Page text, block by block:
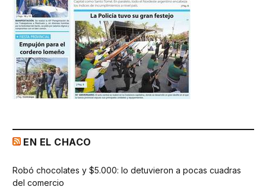
EN EL CHACO
Robó chocolates y $5.000: lo detuvieron a pocas cuadras
del comercio